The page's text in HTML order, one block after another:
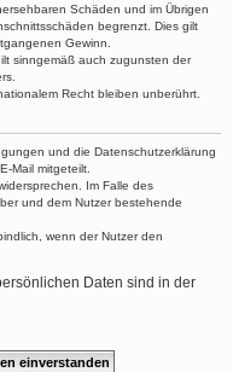
Schäden und im Übrigen
begrenzt. Dies gilt
Gewinn.
sinngemäß auch zugunsten der
Recht bleiben unberührt.
und die Datenschutzerklärung
Mail mitgeteilt.
Im Falle des
und dem Nutzer bestehende
wenn der Nutzer den
Daten sind in der